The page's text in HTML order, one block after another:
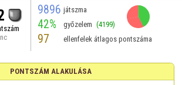
9896 játszma
42% győzelem (4199)
97 ellenfelek átlagos pontszáma
PONTSZÁM ALAKULÁSA